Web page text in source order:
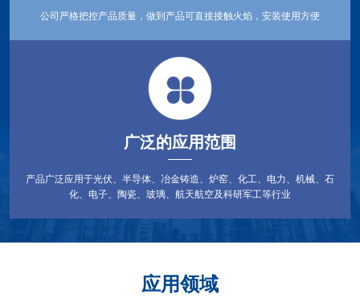
公司严格把控产品质量，做到产品可直接接触火焰，安装使用方便
广泛的应用范围
产品广泛应用于光伏、半导体、冶金铸造、炉窑、化工、电力、机械、石
化、电子、陶瓷、玻璃、航天航空及科研军工等行业
应用领域